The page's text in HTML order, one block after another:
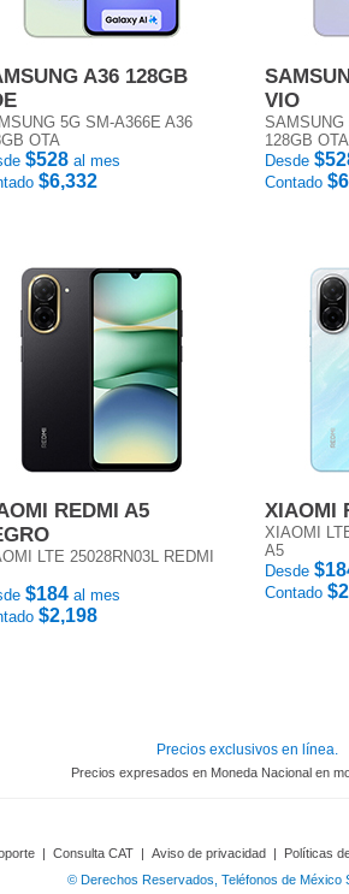
A36 128GB
5G SM-A366E A36
OTA
$528 al mes
$6,332
VIO
SAMSUNG
128GB OTA
Desde
Contado
REDMI A5
LTE 25028RN03L REDMI
$184 al mes
$2,198
XIAOMI
XIAOMI
A5
Desde
Contado
Precios exclusivos en línea.
Precios expresados en Moneda Nacional en
| Consulta CAT | Aviso de privacidad | Políticas
© Derechos Reservados, Teléfonos de México